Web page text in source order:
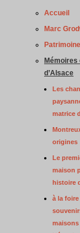
Accueil
Marc
Mémoires
d’Alsace
Les
matrice
origines
Le
maison
histoire
à la
maisons